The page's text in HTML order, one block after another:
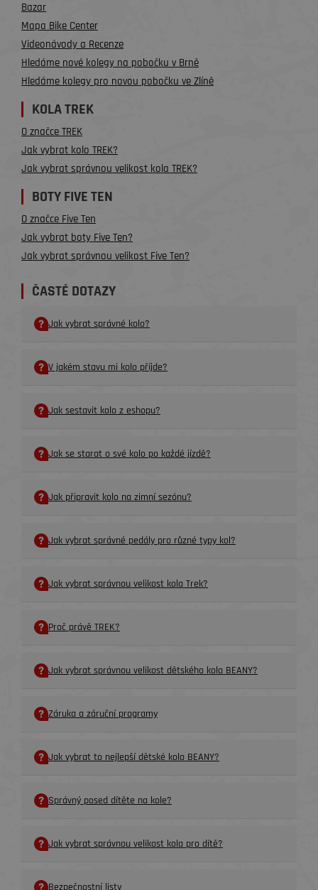
Bazar
Mapa Bike Center
Videonávody a Recenze
Hledáme nové kolegy na pobočku v Brně
Hledáme kolegy pro novou pobočku ve Zlíně
KOLA TREK
O značce TREK
Jak vybrat kolo TREK?
Jak vybrat správnou velikost kola TREK?
BOTY FIVE TEN
O značce Five Ten
Jak vybrat boty Five Ten?
Jak vybrat správnou velikost Five Ten?
ČASTÉ DOTAZY
Jak vybrat správné kolo?
V jakém stavu mi kolo příjde?
Jak sestavit kolo z eshopu?
Jak se starat o své kolo po každé jízdě?
Jak připravit kolo na zimní sezónu?
Jak vybrat správné pedály pro různé typy kol?
Jak vybrat správnou velikost kola Trek?
Proč právě TREK?
Jak vybrat správnou velikost dětského kola BEANY?
Záruka a záruční programy
Jak vybrat to nejlepší dětské kolo BEANY?
Správný posed dítěte na kole?
Jak vybrat správnou velikost kola pro dítě?
Bezpečnostní listy